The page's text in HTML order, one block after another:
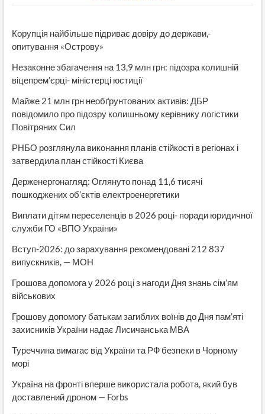
Корупція найбільше підриває довіру до держави,-
опитування «Острову»
Незаконне збагачення на 13,9 млн грн: підозра колишній
віцепрем’єрці- міністерці юстиції
Майже 21 млн грн необґрунтованих активів: ДБР
повідомило про підозру колишньому керівнику логістики
Повітряних Сил
РНБО розглянула виконання планів стійкості в регіонах і
затвердила план стійкості Києва
Держенергонагляд: Оглянуто понад 11,6 тисячі
пошкоджених об’єктів електроенергетики
Виплати дітям переселенців в 2026 році- поради юридичної
служби ГО «ВПО України»
Вступ-2026: до зарахування рекомендовані 212 837
випускників, — МОН
Грошова допомога у 2026 році з нагоди Дня знань сім’ям
військових
Грошову допомогу батькам загиблих воїнів до Дня пам’яті
захисників України надає Лисичанська МВА
Туреччина вимагає від України та РФ безпеки в Чорному
морі
Україна на фронті вперше використала робота, який був
доставлений дроном — Forbs